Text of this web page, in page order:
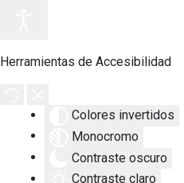
Herramientas de Accesibilidad
Colores invertidos
Monocromo
Contraste oscuro
Contraste claro